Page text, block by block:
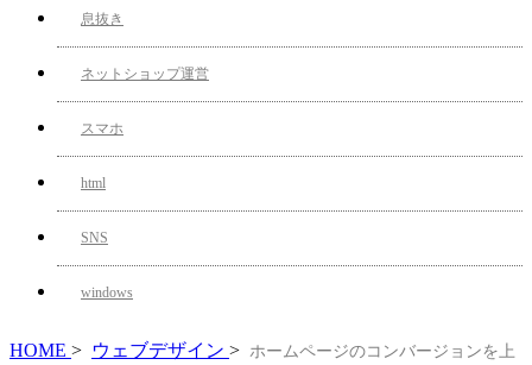
息抜き
ネットショップ運営
スマホ
html
SNS
windows
HOME > ウェブデザイン > ホームページのコンバージョンを上